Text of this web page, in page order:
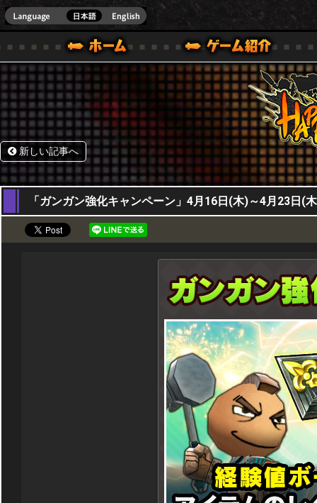
ONE VER.]
ガイド
ル｜HAPPY WARS(ハッピーウォーズ)公式サイト [ XBOX 360,XBOX ONE VER.]
サポート | HAPPY WARS(ハッピーウォーズ)公式サイ
新しい記事へ
16,04,2020
「ガンガン強化キャンペーン」4月16日(木)～4月23日(